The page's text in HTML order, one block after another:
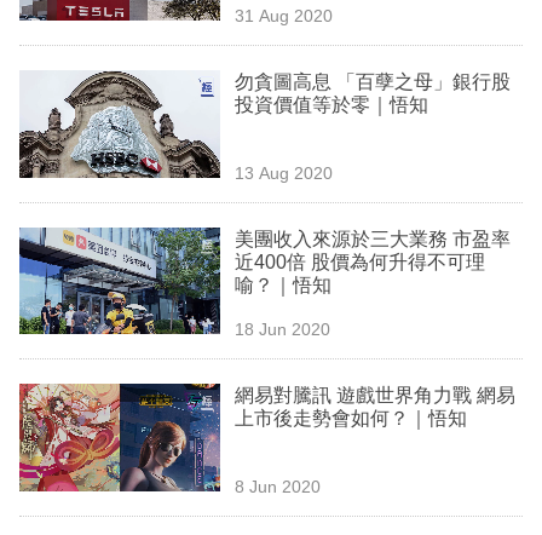
資
樓
市
理
商
業
科
技
職
場
生
31 Aug 2020
勿貪圖高息 「百孽之母」銀行股
投資價值等於零｜悟知
13 Aug 2020
美團收入來源於三大業務 市盈率
近400倍 股價為何升得不可理
喻？｜悟知
18 Jun 2020
網易對騰訊 遊戲世界角力戰 網易
上市後走勢會如何？｜悟知
8 Jun 2020